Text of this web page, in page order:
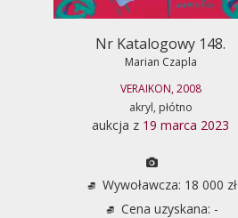
Nr Katalogowy 148.
Marian Czapla
VERAIKON, 2008
akryl, płótno
aukcja z 19 marca 2023
Wywoławcza: 18 000 zł
Cena uzyskana: -